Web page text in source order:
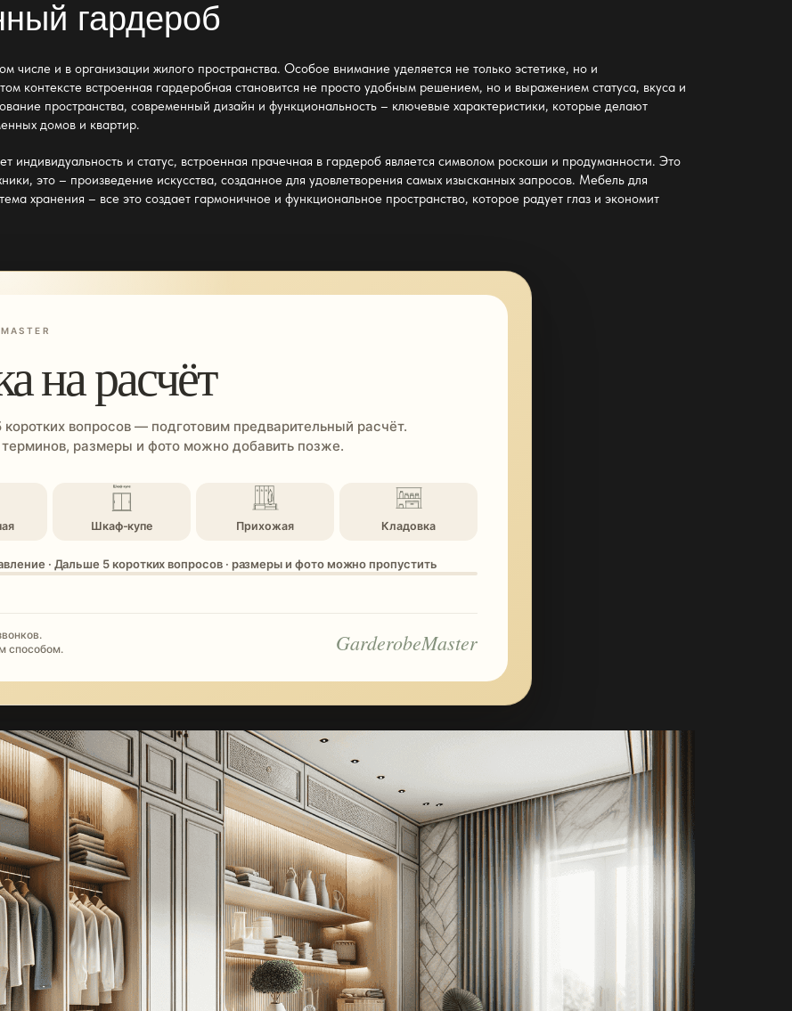
гардероб
числе и в организации жилого пространства. Особое внимание уделяется не только эстетике, но и
контексте встроенная гардеробнаястановится не просто удобным решением, но и выражением статуса, вкуса и
пространства, современный дизайн и функциональность – ключевые характеристики, которые делают
домов и квартир.
индивидуальность и статус, встроенная прачечная в гардероб является символом роскоши и продуманности. Это
это – произведение искусства, созданное для удовлетворения самых изысканных запросов. Мебель для
хранения – все это создает гармоничное и функциональное пространство, которое радует глаз и экономит
на расчёт
коротких вопросов — подготовим предварительный расчёт.
размеры и фото можно добавить позже.
Шкаф-купе Прихожая Кладовка
· Дальше 5 коротких вопросов · размеры и фото можно пропустить
способом.
GarderobeMaster